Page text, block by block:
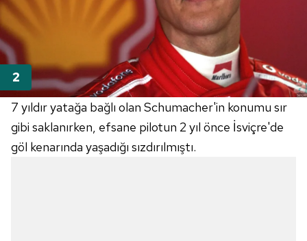
7 yıldır yatağa bağlı olan Schumacher'in konumu sır
gibi saklanırken, efsane pilotun 2 yıl önce İsviçre'de
göl kenarında yaşadığı sızdırılmıştı.